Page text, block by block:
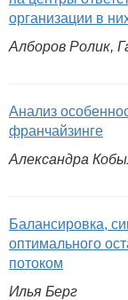
организации в
Алборов Ролик,
Анализ
франчайзинге
Александра
Балансировка,
оптимального
потоком
Илья Берг